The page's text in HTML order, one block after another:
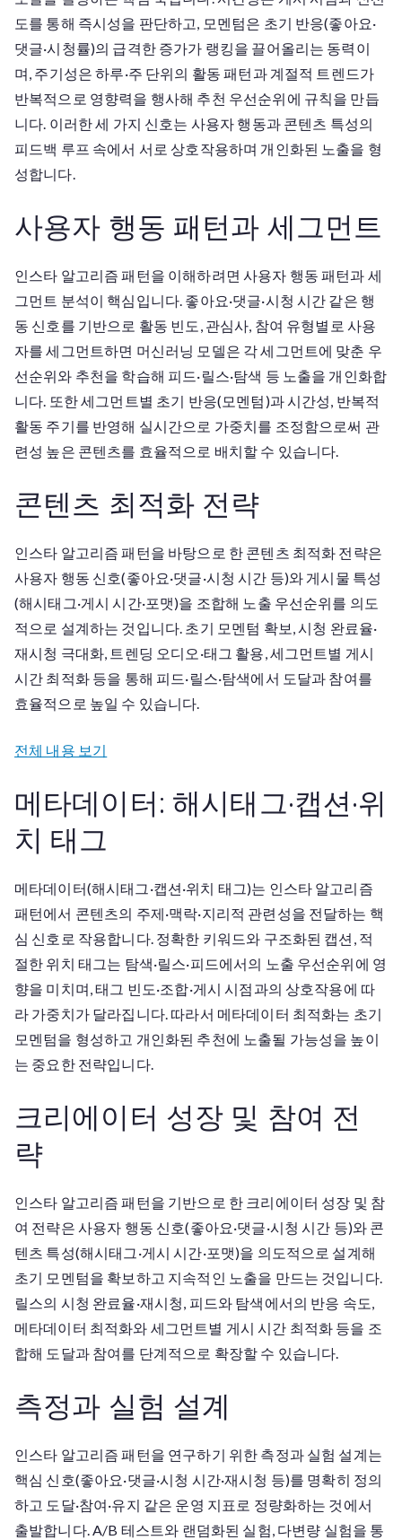
도를 통해 즉시성을 판단하고, 모멘텀은 초기 반응(좋아요·
댓글·시청률)의 급격한 증가가 랭킹을 끌어올리는 동력이
며, 주기성은 하루·주 단위의 활동 패턴과 계절적 트렌드가
반복적으로 영향력을 행사해 추천 우선순위에 규칙을 만듭
니다. 이러한 세 가지 신호는 사용자 행동과 콘텐츠 특성의
피드백 루프 속에서 서로 상호작용하며 개인화된 노출을 형
성합니다.
사용자 행동 패턴과 세그먼트
인스타 알고리즘 패턴을 이해하려면 사용자 행동 패턴과 세
그먼트 분석이 핵심입니다. 좋아요·댓글·시청 시간 같은 행
동 신호를 기반으로 활동 빈도, 관심사, 참여 유형별로 사용
자를 세그먼트하면 머신러닝 모델은 각 세그먼트에 맞춘 우
선순위와 추천을 학습해 피드·릴스·탐색 등 노출을 개인화합
니다. 또한 세그먼트별 초기 반응(모멘텀)과 시간성, 반복적
활동 주기를 반영해 실시간으로 가중치를 조정함으로써 관
련성 높은 콘텐츠를 효율적으로 배치할 수 있습니다.
콘텐츠 최적화 전략
인스타 알고리즘 패턴을 바탕으로 한 콘텐츠 최적화 전략은
사용자 행동 신호(좋아요·댓글·시청 시간 등)와 게시물 특성
(해시태그·게시 시간·포맷)을 조합해 노출 우선순위를 의도
적으로 설계하는 것입니다. 초기 모멘텀 확보, 시청 완료율·
재시청 극대화, 트렌딩 오디오·태그 활용, 세그먼트별 게시
시간 최적화 등을 통해 피드·릴스·탐색에서 도달과 참여를
효율적으로 높일 수 있습니다.
전체 내용 보기
메타데이터: 해시태그·캡션·위
치 태그
메타데이터(해시태그·캡션·위치 태그)는 인스타 알고리즘
패턴에서 콘텐츠의 주제·맥락·지리적 관련성을 전달하는 핵
심 신호로 작용합니다. 정확한 키워드와 구조화된 캡션, 적
절한 위치 태그는 탐색·릴스·피드에서의 노출 우선순위에 영
향을 미치며, 태그 빈도·조합·게시 시점과의 상호작용에 따
라 가중치가 달라집니다. 따라서 메타데이터 최적화는 초기
모멘텀을 형성하고 개인화된 추천에 노출될 가능성을 높이
는 중요한 전략입니다.
크리에이터 성장 및 참여 전
략
인스타 알고리즘 패턴을 기반으로 한 크리에이터 성장 및 참
여 전략은 사용자 행동 신호(좋아요·댓글·시청 시간 등)와 콘
텐츠 특성(해시태그·게시 시간·포맷)을 의도적으로 설계해
초기 모멘텀을 확보하고 지속적인 노출을 만드는 것입니다.
릴스의 시청 완료율·재시청, 피드와 탐색에서의 반응 속도,
메타데이터 최적화와 세그먼트별 게시 시간 최적화 등을 조
합해 도달과 참여를 단계적으로 확장할 수 있습니다.
측정과 실험 설계
인스타 알고리즘 패턴을 연구하기 위한 측정과 실험 설계는
핵심 신호(좋아요·댓글·시청 시간·재시청 등)를 명확히 정의
하고 도달·참여·유지 같은 운영 지표로 정량화하는 것에서
출발합니다. A/B 테스트와 랜덤화된 실험, 다변량 실험을 통